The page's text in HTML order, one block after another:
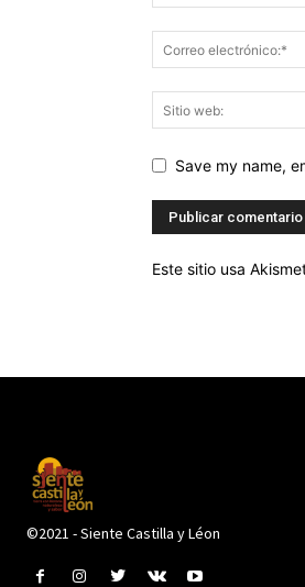
Save my name,
Este sitio usa
©2021 - Siente Castilla y Léon